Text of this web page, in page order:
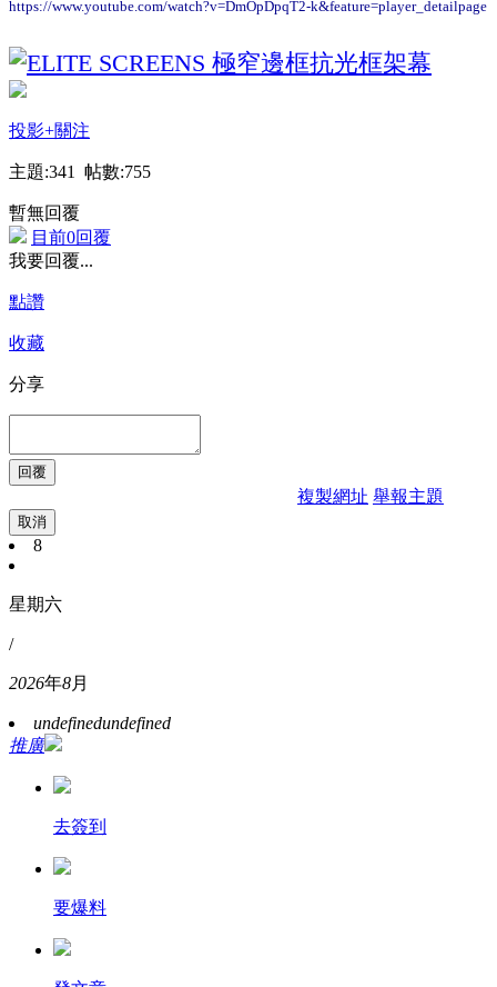
https://www.youtube.com/watch?v=DmOpDpqT2-k&feature=player_detailpage
投影+關注
主題:341 帖數:755
暫無回覆
目前0回覆
我要回覆...
點讚
收藏
分享
複製網址 舉報主題
取消
8
星期六
/
2026年8月
undefinedundefined
推廣
去簽到
要爆料